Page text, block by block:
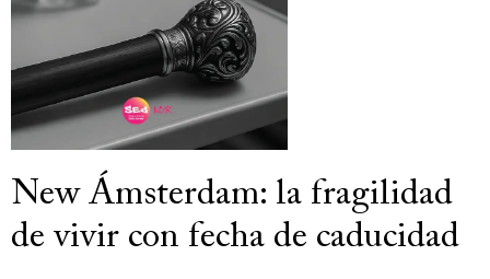
New Ámsterdam: la fragilidad
de vivir con fecha de caducidad